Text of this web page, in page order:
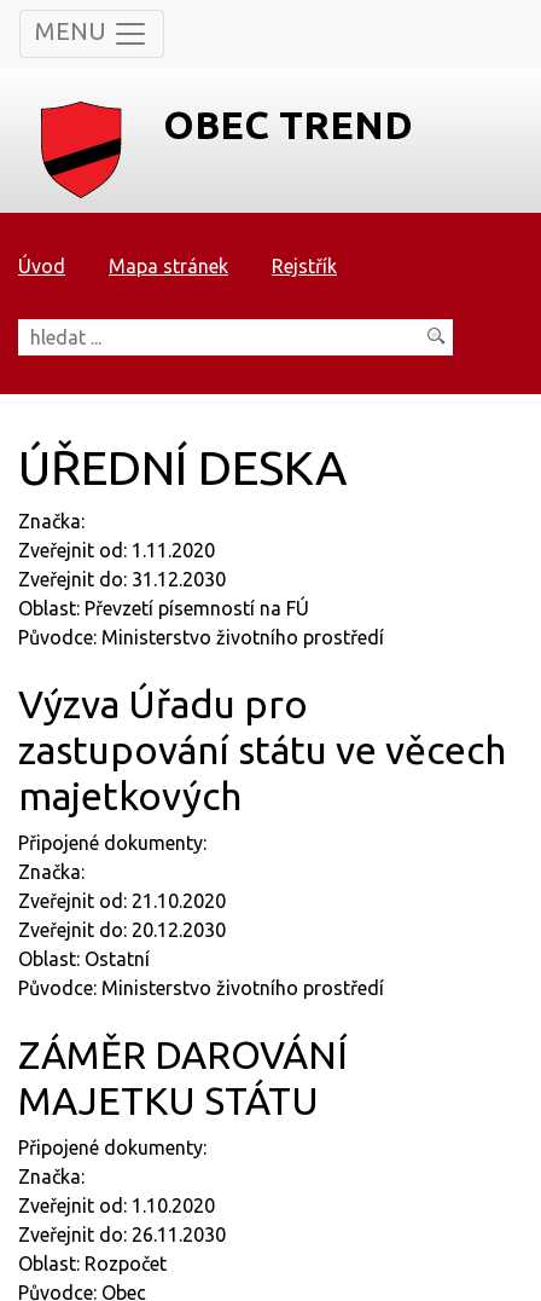
MENU
OBEC TREND
Úvod Mapa stránek Rejstřík
ÚŘEDNÍ DESKA
Značka:
Zveřejnit od: 1.11.2020
Zveřejnit do: 31.12.2030
Oblast: Převzetí písemností na FÚ
Původce: Ministerstvo životního prostředí
Výzva Úřadu pro
zastupování státu ve věcech
majetkových
Připojené dokumenty:
Značka:
Zveřejnit od: 21.10.2020
Zveřejnit do: 20.12.2030
Oblast: Ostatní
Původce: Ministerstvo životního prostředí
ZÁMĚR DAROVÁNÍ
MAJETKU STÁTU
Připojené dokumenty:
Značka:
Zveřejnit od: 1.10.2020
Zveřejnit do: 26.11.2030
Oblast: Rozpočet
Původce: Obec